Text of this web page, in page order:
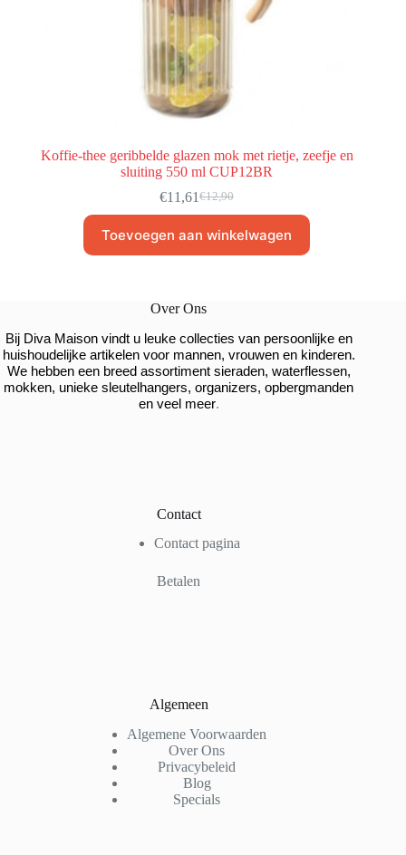
Koffie-thee geribbelde glazen mok met rietje, zeefje en
sluiting 550 ml CUP12BR
€12,90
€11,61
Toevoegen aan winkelwagen
Over Ons
Bij Diva Maison vindt u leuke collecties van persoonlijke en
huishoudelijke artikelen voor mannen, vrouwen en kinderen.
We hebben een breed assortiment sieraden, waterflessen,
mokken, unieke sleutelhangers, organizers, opbergmanden
en veel meer.
Contact
Contact pagina
Betalen
Algemeen
Algemene Voorwaarden
Over Ons
Privacybeleid
Blog
Specials